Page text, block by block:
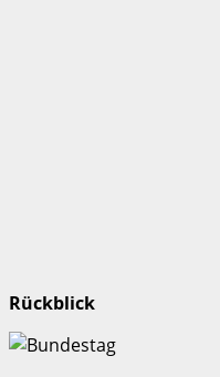
Rückblick